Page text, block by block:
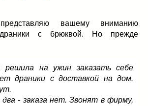
(3)
(1)
вашему вниманию
драники с брюквой. Но прежде
решила на ужин заказать себе
драники с доставкой на дом.
- заказа нет. Звонят в фирму,